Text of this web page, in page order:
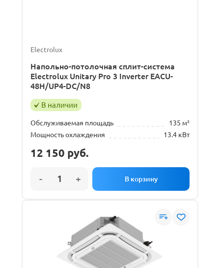
Electrolux
Напольно-потолочная сплит-система
Electrolux Unitary Pro 3 Inverter EACU-
48H/UP4-DC/N8
В наличии
Обслуживаемая площадь
135 м²
Мощность охлаждения
13.4 кВт
12 150 руб.